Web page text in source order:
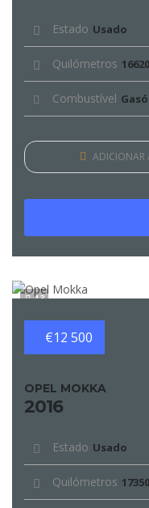
Estado Usado
Quilómetros
Combustível
ADICIONAR
13
€12 500
OPEL MOKKA
2016
Estado Usado
Quilómetros